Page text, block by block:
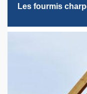
Les fourmis